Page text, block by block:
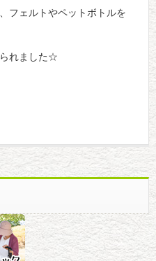
フェルトやペットボトルを
れました☆